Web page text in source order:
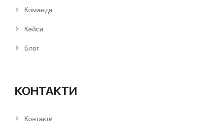
Команда
Кейси
Блог
КОНТАКТИ
Контакти